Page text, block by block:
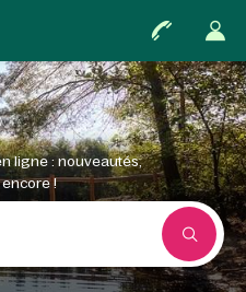
ligne : nouveautés,
!